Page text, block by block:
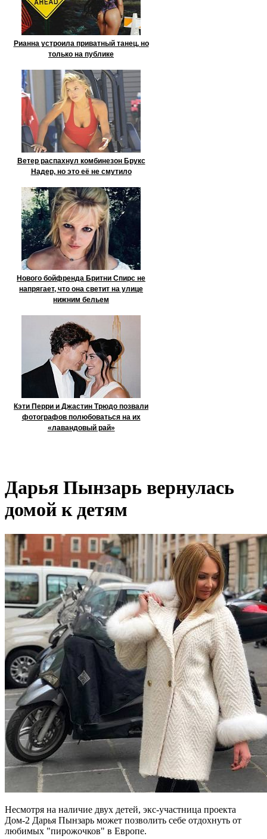
Рианна устроила приватный танец, но
только на публике
Ветер распахнул комбинезон Брукс
Надер, но это её не смутило
Нового бойфренда Бритни Спирс не
напрягает, что она светит на улице
нижним бельем
Кэти Перри и Джастин Трюдо позвали
фотографов полюбоваться на их
«лавандовый рай»
Дарья Пынзарь вернулась
домой к детям
Несмотря на наличие двух детей, экс-участница проекта
Дом-2 Дарья Пынзарь может позволить себе отдохнуть от
любимых "пирожочков" в Европе.